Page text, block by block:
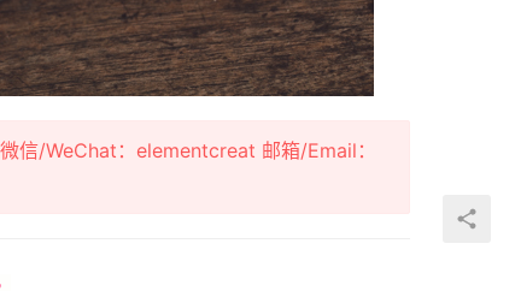
信/WeChat：elementcreat 邮箱/Email：